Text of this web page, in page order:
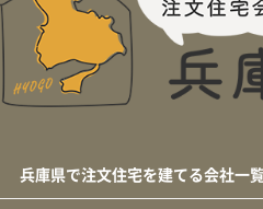
兵庫県で注文住宅を建てる会社一